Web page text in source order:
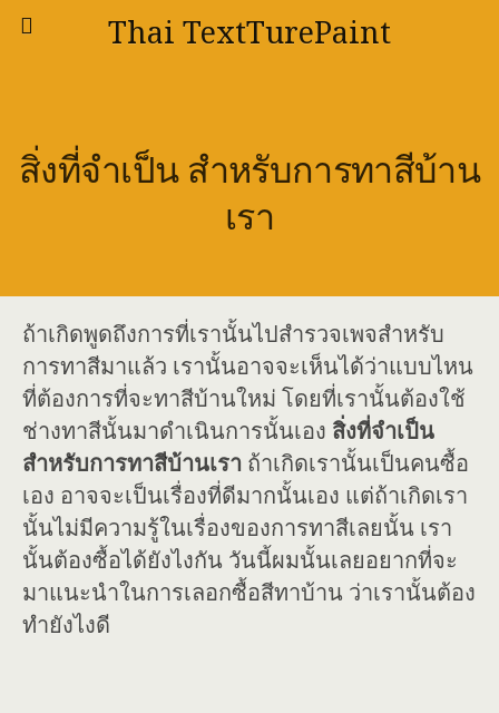
Thai TextTurePaint
สิ่งที่จำเป็น สำหรับการทาสีบ้าน
เรา
ถ้าเกิดพูดถึงการที่เรานั้นไปสำรวจเพจสำหรับ
การทาสีมาแล้ว เรานั้นอาจจะเห็นได้ว่าแบบไหน
ที่ต้องการที่จะทาสีบ้านใหม่ โดยที่เรานั้นต้องใช้
ช่างทาสีนั้นมาดำเนินการนั้นเอง สิ่งที่จำเป็น
สำหรับการทาสีบ้านเรา ถ้าเกิดเรานั้นเป็นคนซื้อ
เอง อาจจะเป็นเรื่องที่ดีมากนั้นเอง แต่ถ้าเกิดเรา
นั้นไม่มีความรู้ในเรื่องของการทาสีเลยนั้น เรา
นั้นต้องซื้อได้ยังไงกัน วันนี้ผมนั้นเลยอยากที่จะ
มาแนะนำในการเลอกซื้อสีทาบ้าน ว่าเรานั้นต้อง
ทำยังไงดี